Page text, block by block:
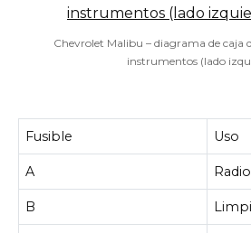
Chevrolet Malibu – diagrama de caja
instrumentos (lado
Fusible Uso
A Radio
B